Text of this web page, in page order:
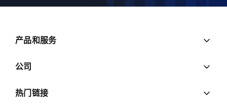
产品和服务
公司
热门链接